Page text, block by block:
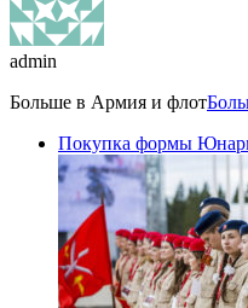
admin
Больше в Армия и флот
Покупка формы